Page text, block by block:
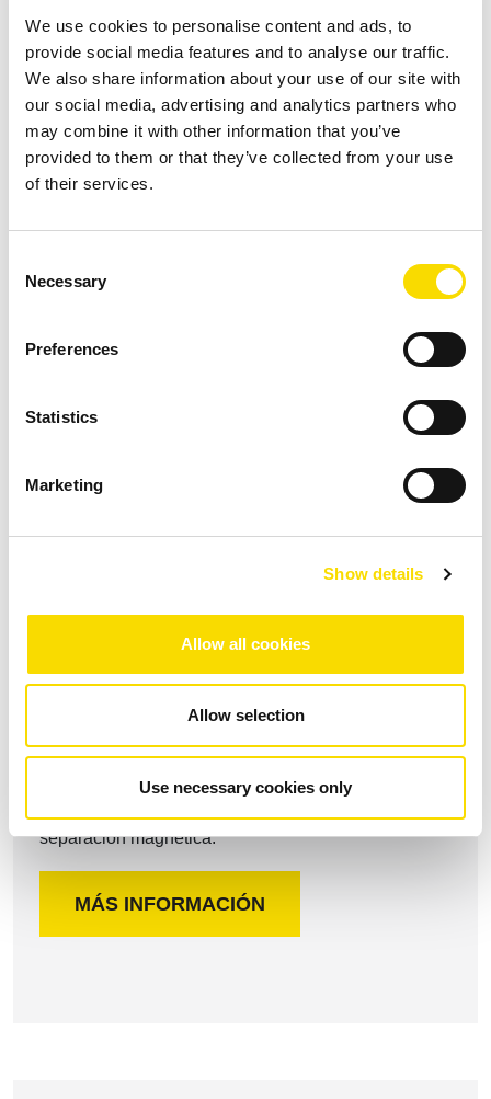
We use cookies to personalise content and ads, to
provide social media features and to analyse our traffic.
We also share information about your use of our site with
our social media, advertising and analytics partners who
may combine it with other information that you’ve
provided to them or that they’ve collected from your use
of their services.
Selection
Necessary
Preferences
Statistics
Marketing
Show details
Allow all cookies
Allow selection
Use necessary cookies only
País *
in pure fractions like copper, brass and zinc.
separation
Ámbitos de aplicación
Chatarra fragmentada
separación magnética.
MÁS INFORMACIÓN